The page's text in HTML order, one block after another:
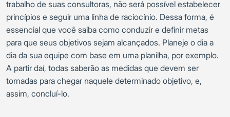
trabalho de suas consultoras, não será possível estabelecer
princípios e seguir uma linha de raciocínio. Dessa forma, é
essencial que você saiba como conduzir e definir metas
para que seus objetivos sejam alcançados. Planeje o dia a
dia da sua equipe com base em uma planilha, por exemplo.
A partir daí, todas saberão as medidas que devem ser
tomadas para chegar naquele determinado objetivo, e,
assim, concluí-lo.